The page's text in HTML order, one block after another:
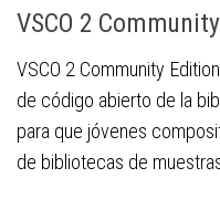
VSCO 2
VSCO 2 Community
de código abierto de la
para que jóvenes
de bibliotecas de